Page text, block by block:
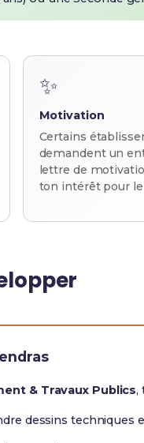
✨
Motivation
Certains
demandent un
lettre de
ton intérêt pour
& Travaux Publics,
dessins techniques